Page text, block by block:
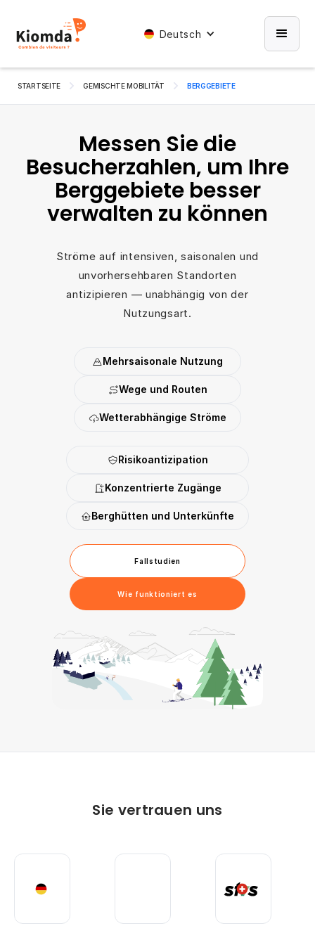
Deutsch
STARTSEITE GEMISCHTE MOBILITÄT BERGGEBIETE
Messen Sie die
Besucherzahlen, um Ihre
Berggebiete besser
verwalten zu können
Ströme auf intensiven, saisonalen und
unvorhersehbaren Standorten
antizipieren — unabhängig von der
Nutzungsart.
Mehrsaisonale Nutzung
Wege und Routen
Wetterabhängige Ströme
Risikoantizipation
Konzentrierte Zugänge
Berghütten und Unterkünfte
Fallstudien
Wie funktioniert es
Sie vertrauen uns